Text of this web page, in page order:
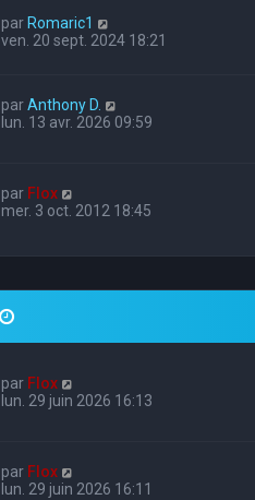
par Romaric1
ven. 20 sept. 2024 18:21
parAnthony D.
lun. 13 avr. 2026 09:59
par Flox
mer. 3 oct. 2012 18:45
par Flox
lun. 29 juin 2026 16:13
par Flox
lun. 29 juin 2026 16:11